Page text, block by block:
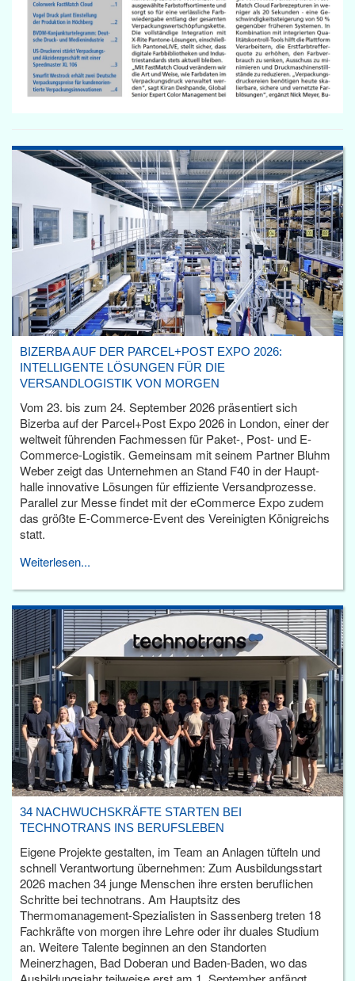
BIZERBA AUF DER PARCEL+POST EXPO 2026:
INTELLIGENTE LÖSUNGEN FÜR DIE
VERSANDLOGISTIK VON MORGEN
Vom 23. bis zum 24. September 2026 präsentiert sich
Bizerba auf der Parcel+Post Expo 2026 in London, einer der
weltweit führenden Fachmessen für Paket-, Post- und E-
Commerce-Logistik. Gemeinsam mit seinem Partner Bluhm
Weber zeigt das Unternehmen an Stand F40 in der Haupt­
halle innovative Lösungen für effiziente Versandprozesse.
Parallel zur Messe findet mit der eCommerce Expo zudem
das größte E-Commerce-Event des Vereinigten Königreichs
statt.
Weiterlesen...
34 NACHWUCHSKRÄFTE STARTEN BEI
TECHNOTRANS INS BERUFSLEBEN
Eigene Projekte gestalten, im Team an Anlagen tüfteln und
schnell Verantwortung übernehmen: Zum Ausbildungsstart
2026 machen 34 junge Menschen ihre ersten beruflichen
Schritte bei technotrans. Am Hauptsitz des
Thermomanagement-Spezialisten in Sassenberg treten 18
Fachkräfte von morgen ihre Lehre oder ihr duales Studium
an. Weitere Talente beginnen an den Standorten
Meinerzhagen, Bad Doberan und Baden-Baden, wo das